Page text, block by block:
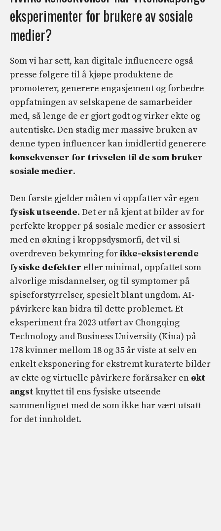
eksperimenter for brukere av sosiale
medier?
Som vi har sett, kan digitale influencere også
presse følgere til å kjøpe produktene de
promoterer, generere engasjement og forbedre
oppfatningen av selskapene de samarbeider
med, så lenge de er gjort godt og virker ekte og
autentiske. Den stadig mer massive bruken av
denne typen influencer kan imidlertid generere
konsekvenser for trivselen til de som bruker
sosiale medier.
Den første gjelder måten vi oppfatter vår egen
fysisk utseende. Det er nå kjent at bilder av for
perfekte kropper på sosiale medier er assosiert
med en økning i kroppsdysmorfi, det vil si
overdreven bekymring forikke-eksisterende
fysiske defekter eller minimal, oppfattet som
alvorlige misdannelser, og til symptomer på
spiseforstyrrelser, spesielt blant ungdom. AI-
påvirkere kan bidra til dette problemet. Et
eksperiment fra 2023 utført av Chongqing
Technology and Business University (Kina) på
178 kvinner mellom 18 og 35 år viste at selv en
enkelt eksponering for ekstremt kuraterte bilder
av ekte og virtuelle påvirkere forårsaker en økt
angstknyttet til ens fysiske utseende
sammenlignet med de som ikke har vært utsatt
for det innholdet.